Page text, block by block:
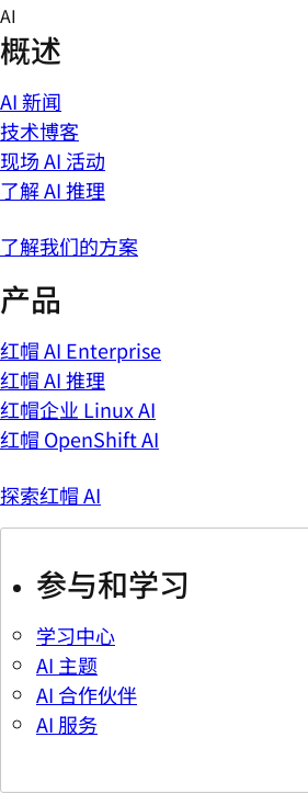
Skip
to
content
AI
概述
AI 新闻
技术博客
现场 AI 活动
了解 AI 推理
了解我们的方案
产品
红帽 AI Enterprise
红帽 AI 推理
红帽企业 Linux AI
红帽 OpenShift AI
探索红帽 AI
参与和学习
学习中心
AI 主题
AI 合作伙伴
AI 服务